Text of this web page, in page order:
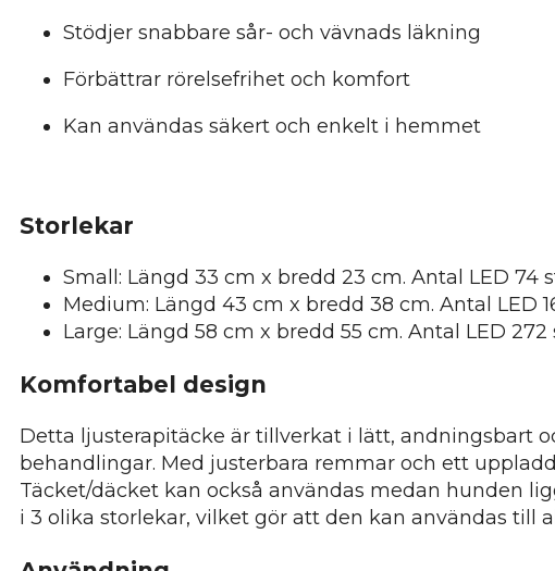
Stödjer snabbare sår- och vävnads läkning
Förbättrar rörelsefrihet och komfort
Kan användas säkert och enkelt i hemmet
Storlekar
Small: Längd 33 cm x bredd 23 cm. Antal LED 74
Medium: Längd 43 cm x bredd 38 cm. Antal LED
Large: Längd 58 cm x bredd 55 cm. Antal LED 272
Komfortabel design
Detta ljusterapitäcke är tillverkat i lätt, andningsbart
behandlingar. Med justerbara remmar och ett
Täcket/däcket kan också användas medan hunden
i 3 olika storlekar, vilket gör att den kan användas till